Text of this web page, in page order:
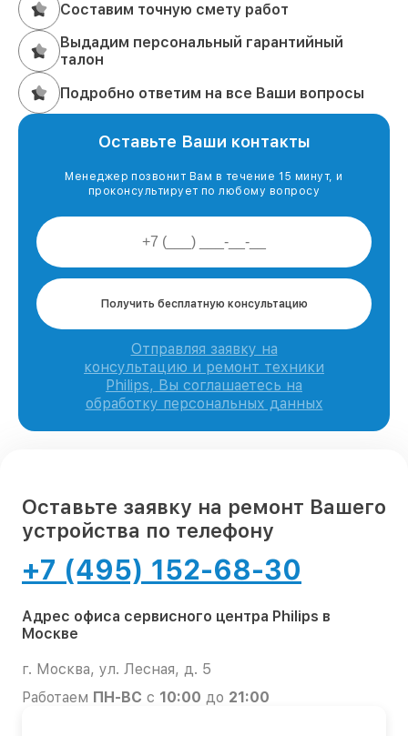
Составим точную смету работ
Выдадим персональный гарантийный
талон
Подробно ответим на все Ваши вопросы
Оставьте Ваши контакты
Менеджер позвонит Вам в течение 15 минут, и
проконсультирует по любому вопросу
Получить бесплатную консультацию
Отправляя заявку на
консультацию и ремонт техники
Philips, Вы соглашаетесь на
обработку персональных данных
Оставьте заявку на ремонт Вашего
устройства по телефону
+7 (495) 152-68-30
Адрес офиса сервисного центра Philips в
Москве
г. Москва, ул. Лесная, д. 5
Работаем ПН-ВС с 10:00 до 21:00